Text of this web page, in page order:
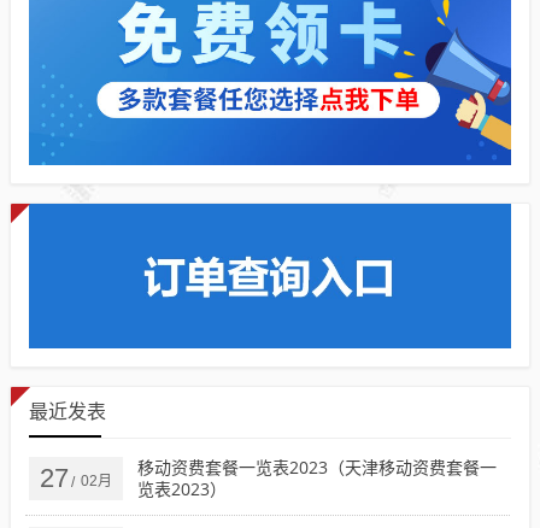
最近发表
27 / 02月
移动资费套餐一览表2023（天津移动资费套餐一
览表2023）